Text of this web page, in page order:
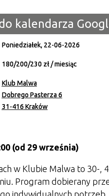
kalendarza
Poniedziałek, 22-06-2026
180/200/230 zł / miesiąc
Klub Malwa
Dobrego Pasterza 6
31-416 Kraków
(od 29 września)
w Klubie Malwa to 30-
Program dobierany
indywidualnych